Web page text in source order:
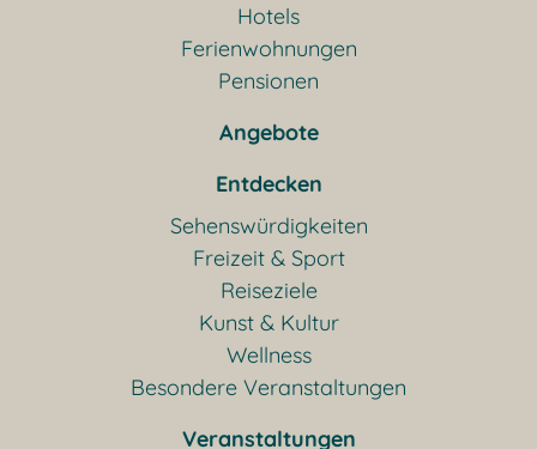
Hotels
Ferienwohnungen
Pensionen
Angebote
Entdecken
Sehenswürdigkeiten
Freizeit & Sport
Reiseziele
Kunst & Kultur
Wellness
Besondere Veranstaltungen
Veranstaltungen